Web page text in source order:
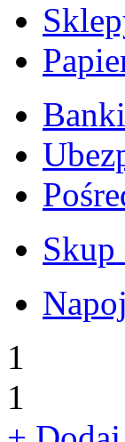
Banki
Skup
1
1